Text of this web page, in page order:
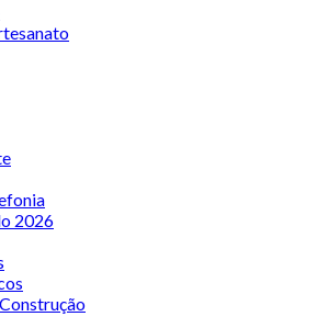
2026